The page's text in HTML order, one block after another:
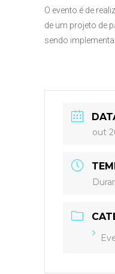
O evento é de
de um projeto de
sendo
out